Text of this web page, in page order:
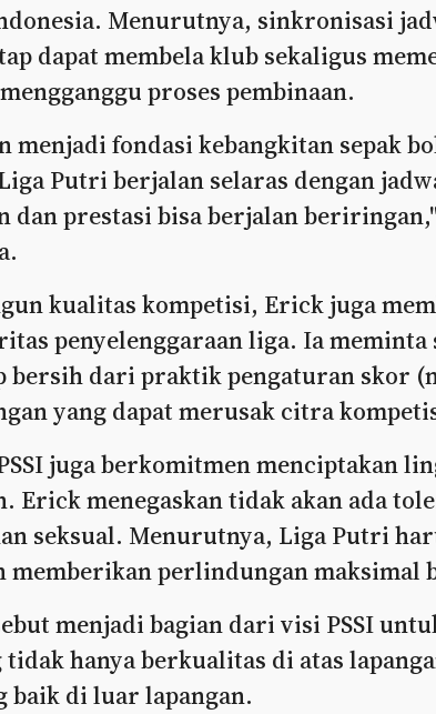
Menurutnya, sinkronisasi
dapat membela klub sekaligus
proses pembinaan.
menjadi fondasi kebangkitan sepak
Putri berjalan selaras dengan
dan prestasi bisa berjalan
kualitas kompetisi, Erick juga
penyelenggaraan liga. Ia
bersih dari praktik pengaturan skor
yang dapat merusak citra
juga berkomitmen menciptakan
Erick menegaskan tidak akan ada
seksual. Menurutnya, Liga Putri
memberikan perlindungan maksimal
menjadi bagian dari visi PSSI
hanya berkualitas di atas
baik di luar lapangan.